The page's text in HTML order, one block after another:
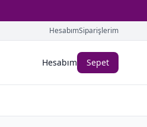
HesabımSiparişlerim
Hesabım Sepet